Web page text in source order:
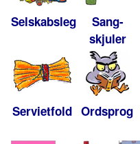
Selskabsleg
Sang-
skjuler
Servietfold Ordsprog